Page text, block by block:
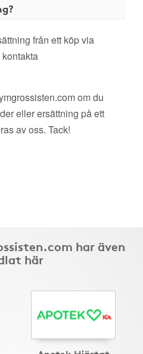
från ett köp via
om du
eller ersättning på ett
av oss. Tack!
har även
här